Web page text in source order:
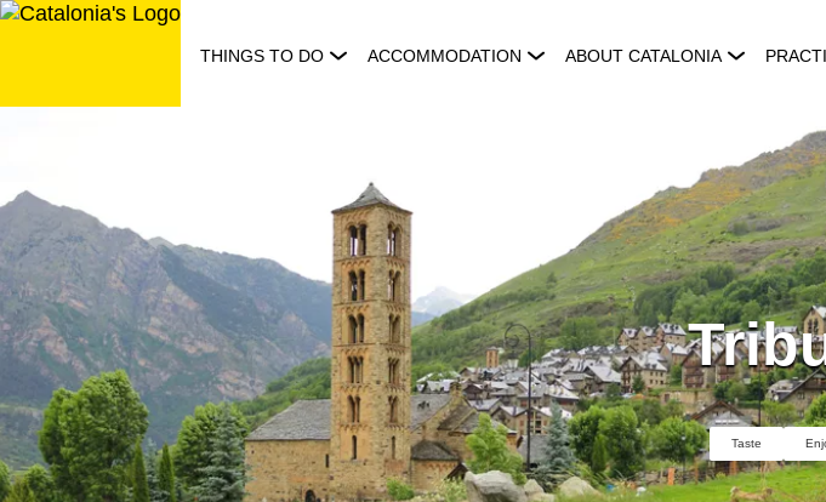
Skip
THINGS TO DO ACCOMMODATION ABOUT CATALONIA
Taste